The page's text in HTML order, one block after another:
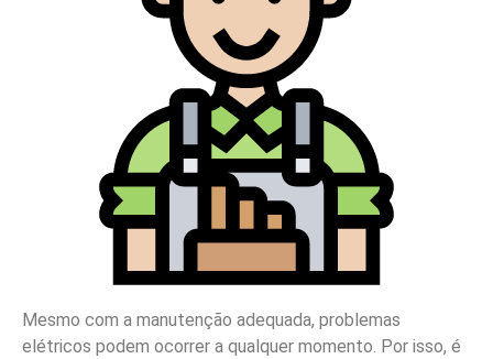
Mesmo com a manutenção adequada, problemas
elétricos podem ocorrer a qualquer momento. Por isso, é